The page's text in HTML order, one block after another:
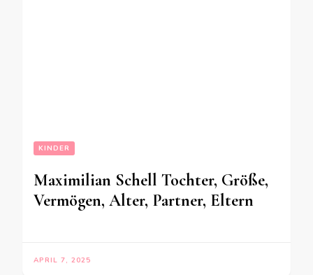
KINDER
Maximilian Schell Tochter, Größe,
Vermögen, Alter, Partner, Eltern
APRIL 7, 2025